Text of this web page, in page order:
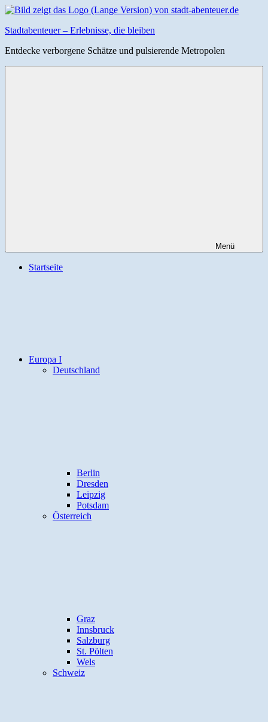
Zum
springen
Stadtabenteuer – Erlebnisse, die bleiben
Entdecke verborgene Schätze und pulsierende Metropolen
Menü
Startseite
Europa I
Deutschland
Berlin
Dresden
Leipzig
Potsdam
Österreich
Graz
Innsbruck
Salzburg
St. Pölten
Wels
Schweiz